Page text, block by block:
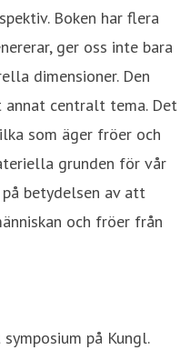
Boken har flera
ger oss inte bara
dimensioner. Den
centralt tema. Det
som äger fröer och
grunden för vår
betydelsen av att
och fröer från
på Kungl.